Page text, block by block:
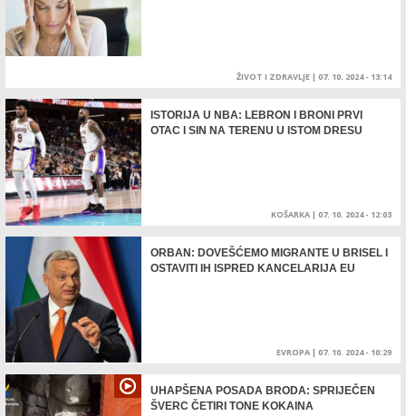
ŽIVOT I ZDRAVLJE | 07. 10. 2024 - 13:14
ISTORIJA U NBA: LEBRON I BRONI PRVI
OTAC I SIN NA TERENU U ISTOM DRESU
KOŠARKA | 07. 10. 2024 - 12:03
ORBAN: DOVEŠĆEMO MIGRANTE U BRISEL I
OSTAVITI IH ISPRED KANCELARIJA EU
EVROPA | 07. 10. 2024 - 10:29
UHAPŠENA POSADA BRODA: SPRIJEČEN
ŠVERC ČETIRI TONE KOKAINA